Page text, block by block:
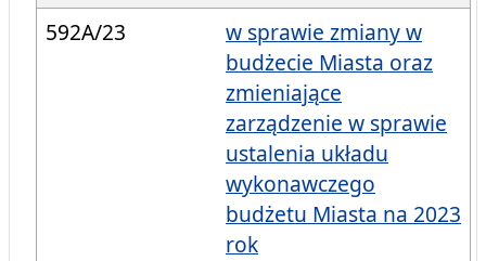
592A/23
w sprawie zmiany w
budżecie Miasta oraz
zmieniające
zarządzenie w sprawie
ustalenia układu
wykonawczego
budżetu Miasta na 2023
rok